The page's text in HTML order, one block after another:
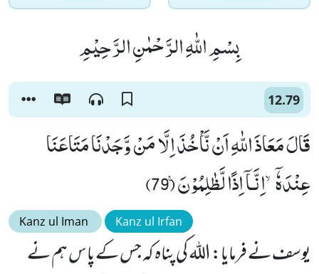
بِسْمِ اللّٰهِ الرَّحْمٰنِ الرَّحِیْمِ
12.79
قَالَ مَعَاذَ اللّٰهِ اَنْ نَّاْخُذَ اِلَّا مَنْ وَّجَدْنَا مَتَاعَنَا
عِنْدَهٗۤۙ-اِنَّـاۤ اِذًا لَّظٰلِمُوْنَ۠ (79)
Kanz ul Iman Kanz ul Irfan
یوسف نے فرمایا: اللہ کی پناہ کہ جس کے پاس ہم نے